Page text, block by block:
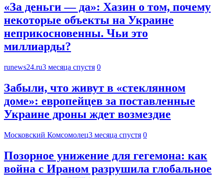
«За деньги — да»: Хазин о том, почему
некоторые объекты на Украине
неприкосновенны. Чьи это
миллиарды?
runews24.ru3 месяца спустя 0
Забыли, что живут в «стеклянном
доме»: европейцев за поставленные
Украине дроны ждет возмездие
Московский Комсомолец3 месяца спустя 0
Позорное унижение для гегемона: как
война с Ираном разрушила глобальное